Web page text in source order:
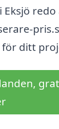
ditt